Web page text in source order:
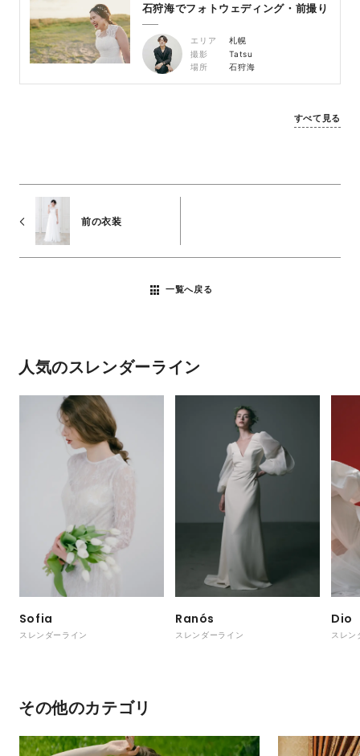
石狩海でフォトウェディング・前撮り
エリア
札幌
撮影
Tatsu
場所
石狩海
すべて見る
前の衣装
一覧へ戻る
人気のスレンダーライン
Sofia
スレンダーライン
Ranós
スレンダーライン
Dio
スレン
その他のカテゴリ